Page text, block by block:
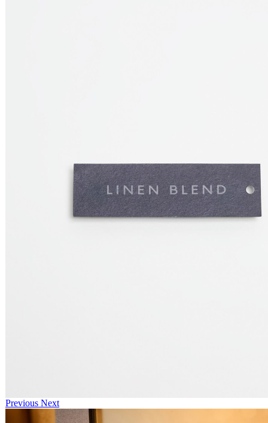
Previous Next